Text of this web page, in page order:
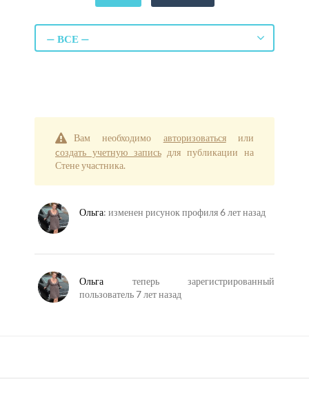
Настройки
Перейти на страницу
— ВСЕ —
Вам необходимо авторизоватьсяили
cоздать учетную записьдля публикации на
Стене участника.
Ольга: изменен рисунок профиля6 лет назад
Ольга теперь зарегистрированный
пользователь7 лет назад